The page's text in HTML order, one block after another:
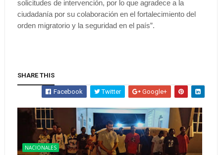
solicitudes de intervención, por lo que agradece a la
ciudadanía por su colaboración en el fortalecimiento del
orden migratorio y la seguridad en el país”.
SHARE THIS
Facebook Twitter Google+
NACIONALES